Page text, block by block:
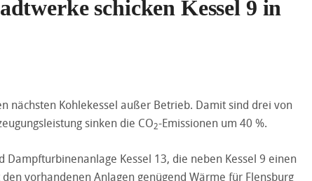
schicken Kessel 9 in
nächsten Kohlekessel außer Betrieb. Damit sind drei von
sinken die CO2-Emissionen um 40 %.
Kessel 13, die neben Kessel 9 einen
vorhandenen Anlagen genügend Wärme für Flensburg